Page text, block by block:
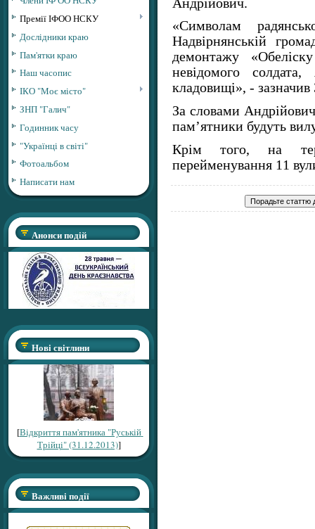
Премії ІФОО НСКУ
Дослідники краю
Пам'ятки краю
Наш часопис
ІКО "Моє місто"
ЗНП "Галич"
Годинник часу
"Українці в світі"
Фотоальбом
Написати нам
Анонси подій
Нові світлини
[Відкриття пам'ятника "Руській
Трійці" (31.12.2013)]
Важливі події
«Символам
Надвірнянській
демонтажу
невідомого
кладовищі», -
За словами
пам’ятники будуть
Крім того, на
перейменування 11